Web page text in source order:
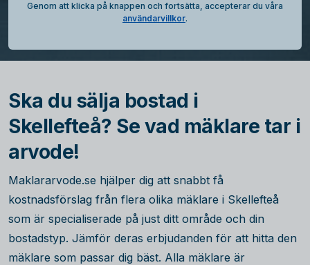
Genom att klicka på knappen och fortsätta, accepterar du våra
användarvillkor.
Ska du sälja bostad i
Skellefteå? Se vad mäklare tar i
arvode!
Maklararvode.se hjälper dig att snabbt få
kostnadsförslag från flera olika mäklare i Skellefteå
som är specialiserade på just ditt område och din
bostadstyp. Jämför deras erbjudanden för att hitta den
mäklare som passar dig bäst. Alla mäklare är